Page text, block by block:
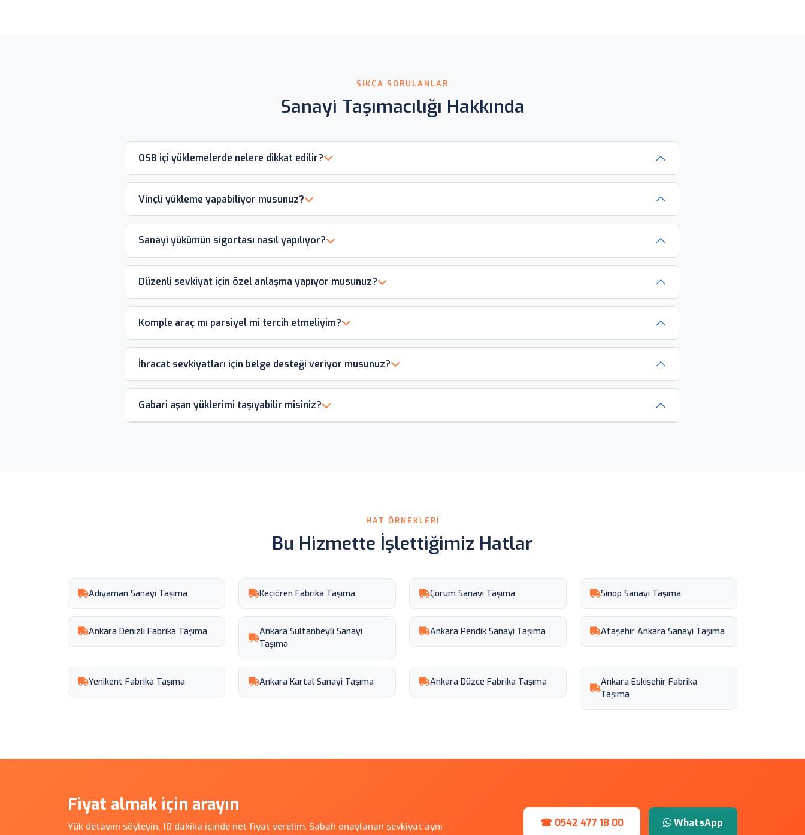
SIKÇA SORULANLAR
Sanayi Taşımacılığı Hakkında
OSB içi yüklemelerde nelere dikkat edilir?
Vinçli yükleme yapabiliyor musunuz?
Sanayi yükümün sigortası nasıl yapılıyor?
Düzenli sevkiyat için özel anlaşma yapıyor musunuz?
Komple araç mı parsiyel mi tercih etmeliyim?
İhracat sevkiyatları için belge desteği veriyor musunuz?
Gabari aşan yüklerimi taşıyabilir misiniz?
HAT ÖRNEKLERI
Bu Hizmette İşlettiğimiz Hatlar
Adıyaman Sanayi Taşıma Keçiören Fabrika Taşıma Çorum Sanayi Taşıma Sinop Sanayi Taşıma
Ankara Denizli Fabrika Taşıma
Ankara Sultanbeyli Sanayi
Taşıma
Ankara Pendik Sanayi Taşıma Ataşehir Ankara Sanayi Taşıma
Yenikent Fabrika Taşıma Ankara Kartal Sanayi Taşıma Ankara Düzce Fabrika Taşıma
Ankara Eskişehir Fabrika
Taşıma
Fiyat almak için arayın
Yük detayını söyleyin, 10 dakika içinde net fiyat verelim. Sabah onaylanan sevkiyat aynı ☎ 0542 477 18 00 WhatsApp